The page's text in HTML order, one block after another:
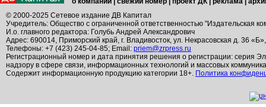
© 2000-2025 Сетевое издание ДВ Капитал
Учредитель: Общество с ограниченной ответственностью "Издательская
И.о. главного редактора: Голубь Андрей Александрович
Адрес: 690014, Приморский край, г. Владивосток, ул. Некрасовская д. 36
Телефоны: +7 (423) 245-04-85; Email: priem@zrpress.ru
Регистрационный номер и дата принятия решения о регистрации: серия
надзору в сфере связи, информационных технологий и массовых
Содержит информационную продукцию категории 18+. Политика